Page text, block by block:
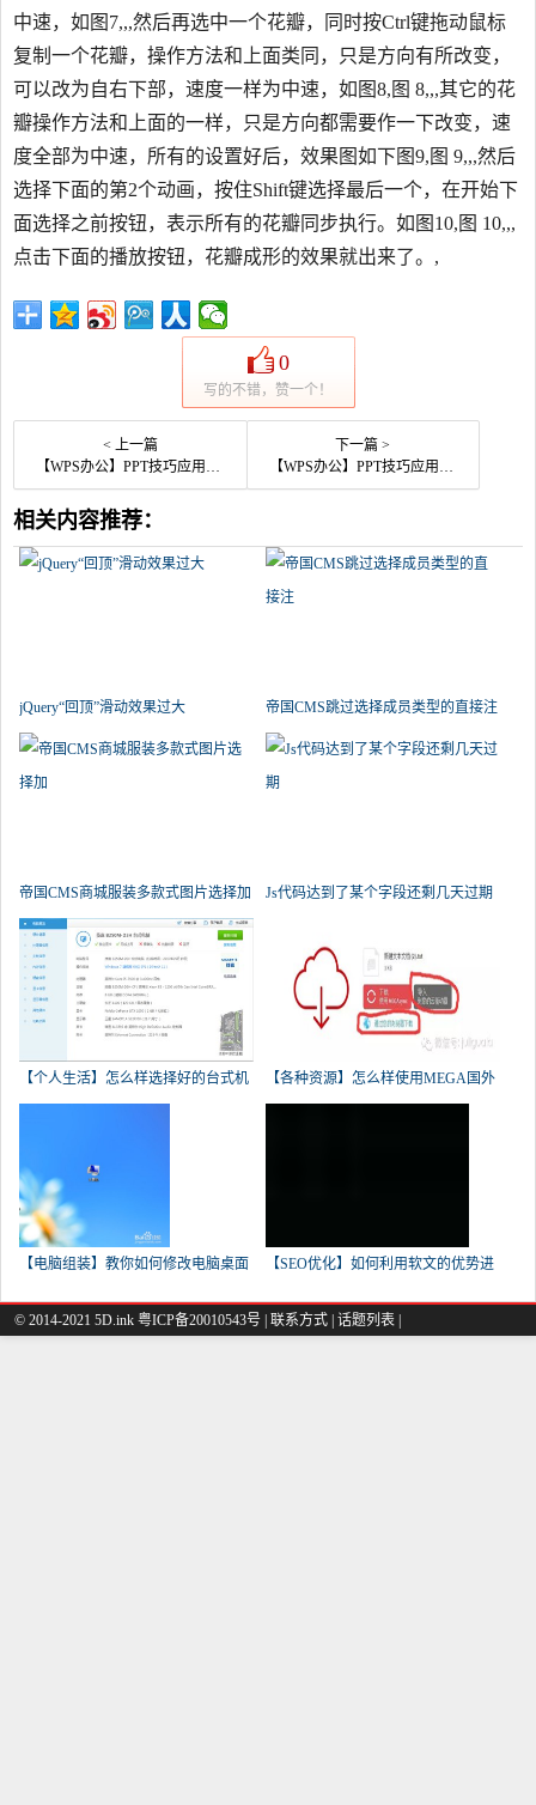
中速，如图7,,,然后再选中一个花瓣，同时按Ctrl键拖动鼠标
复制一个花瓣，操作方法和上面类同，只是方向有所改变，
可以改为自右下部，速度一样为中速，如图8,图 8,,,其它的花
瓣操作方法和上面的一样，只是方向都需要作一下改变，速
度全部为中速，所有的设置好后，效果图如下图9,图 9,,,然后
选择下面的第2个动画，按住Shift键选择最后一个，在开始下
面选择之前按钮，表示所有的花瓣同步执行。如图10,图 10,,,
点击下面的播放按钮，花瓣成形的效果就出来了。,
0
写的不错，赞一个！
< 上一篇
【WPS办公】PPT技巧应用—如何利用PPT添加个性的项目符号
下一篇 >
【WPS办公】PPT技巧应用—如何用PPT动画来表达爱意
相关内容推荐：
jQuery“回顶”滑动效果过大 帝国CMS跳过选择成员类型的直接注
帝国CMS商城服装多款式图片选择加 Js代码达到了某个字段还剩几天过期
【个人生活】怎么样选择好的台式机
【各种资源】怎么样使用MEGA国外
【电脑组装】教你如何修改电脑桌面 【SEO优化】如何利用软文的优势进
© 2014-2021 5D.ink 粤ICP备20010543号 联系方式 话题列表